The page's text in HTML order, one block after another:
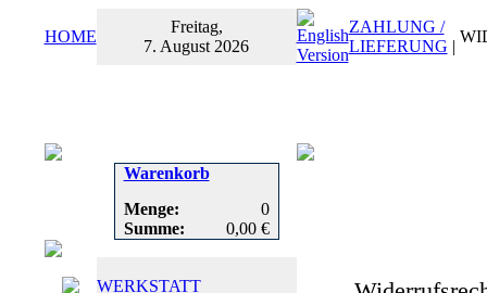
HOME
Freitag,
7. August 2026
ZAHLUNG /
LIEFERUNG |
Warenkorb
Menge:
0
Summe:
0,00 €
WERKSTATT